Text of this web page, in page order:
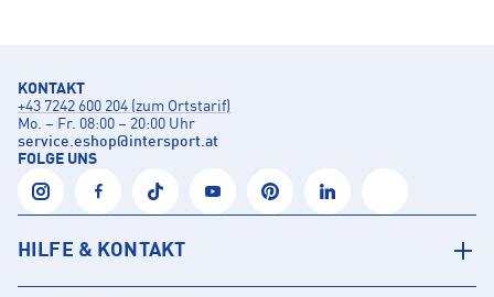
KONTAKT
+43 7242 600 204 (zum Ortstarif)
Mo. – Fr. 08:00 – 20:00 Uhr
service.eshop@intersport.at
FOLGE UNS
HILFE & KONTAKT